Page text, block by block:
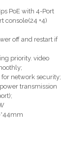
PoE with 4-Port
console(24 +4)
off and restart if
priority. video
for network security;
transmission